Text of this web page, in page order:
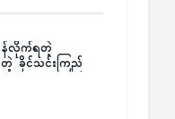
န်လိုက်ရတဲ့
တဲ့ ခိုင်သင်းကြည်